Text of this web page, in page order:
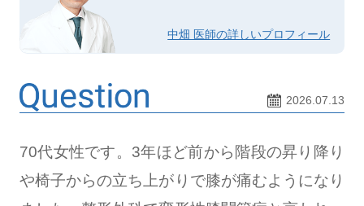
中畑 医師の詳しいプロフィール
2026.07.13
70代女性です。3年ほど前から階段の昇り降り
や椅子からの立ち上がりで膝が痛むようになり